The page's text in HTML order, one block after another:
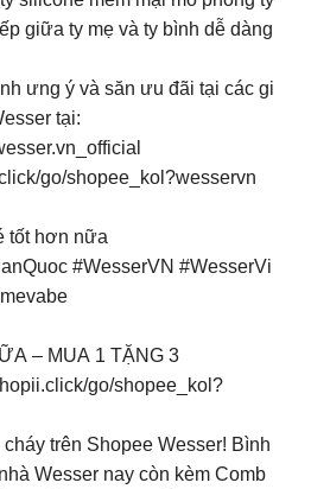
giữa ty mẹ và ty bình dễ dàng
ưng ý và săn ưu đãi tại các gi
tại:
go/shopee_kol?wesservn
tốt hơn nữa
#WesserVN #WesserVi
– MUA 1 TẶNG 3
go/shopee_kol?
trên Shopee Wesser! Bình
Wesser nay còn kèm Comb